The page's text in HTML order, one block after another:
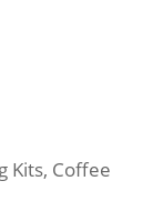
Kits, Coffee